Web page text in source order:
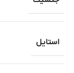
استایل